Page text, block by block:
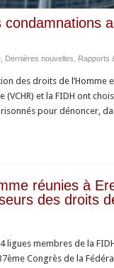
Dernières nouvelles Rapports
des droits de
et la FIDH ont
pour dénoncer,
réunies à
des droits
Ligues
ligues membres de la
Congrès de la